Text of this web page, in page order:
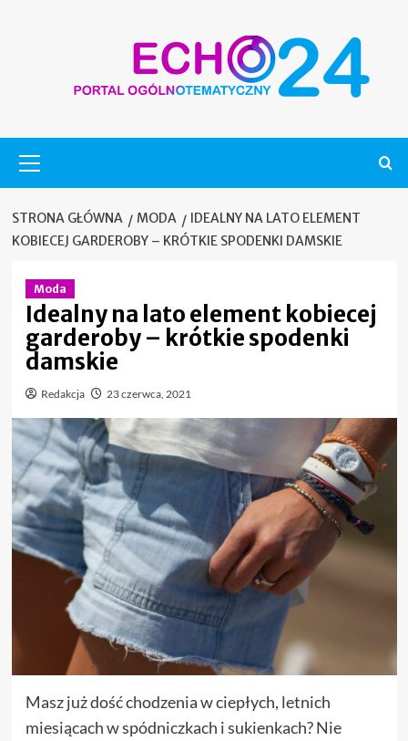
główne
STRONA GŁÓWNA MODA
IDEALNY NA LATO ELEMENT
KOBIECEJ GARDEROBY – KRÓTKIE SPODENKI DAMSKIE
Moda
Idealny na lato element kobiecej
garderoby – krótkie spodenki
damskie
Redakcja 23 czerwca, 2021
Masz już dość chodzenia w ciepłych, letnich
miesiącach w spódniczkach i sukienkach? Nie